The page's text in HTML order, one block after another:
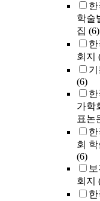
학술
집 (6)
회지
(6)
가학
표논
회
(6)
회지